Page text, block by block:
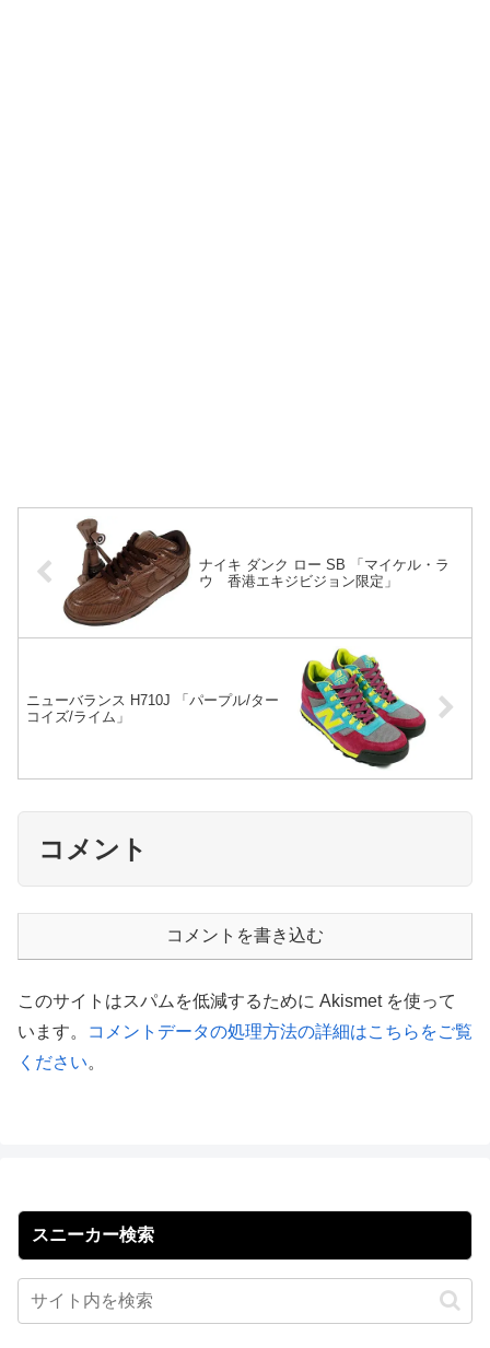
ナイキ ダンク ロー SB 「マイケル・ラ
ウ 香港エキジビジョン限定」
ニューバランス H710J 「パープル/ター
コイズ/ライム」
コメント
コメントを書き込む
このサイトはスパムを低減するために Akismet を使って
います。
コメントデータの処理方法の詳細はこちらをご覧
ください。
スニーカー検索